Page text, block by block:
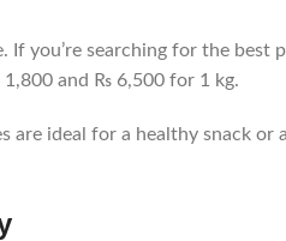
and ₨ 6,500 for 1 kg.
ideal for a healthy snack or